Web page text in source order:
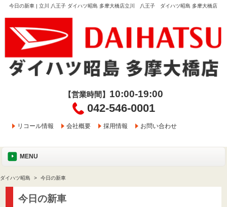
今日の新車 | 立川 八王子 ダイハツ昭島 多摩大橋店立川 八王子 ダイハツ昭島 多摩大橋店
【営業時間】 10:00-19:00
042-546-0001
リコール情報 会社概要 採用情報 お問い合わせ
MENU
ダイハツ昭島 今日の新車
今日の新車